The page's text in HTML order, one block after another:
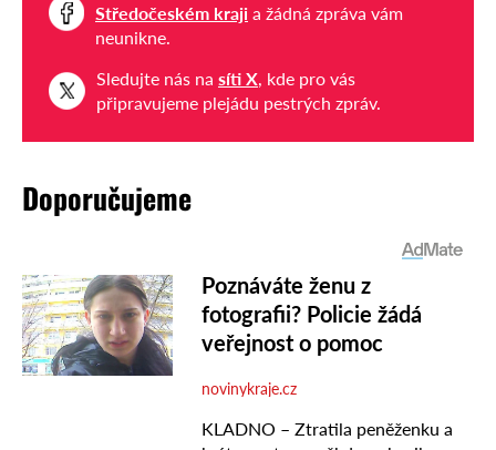
Středočeském kraji a žádná zpráva vám
neunikne.
Sledujte nás na síti X, kde pro vás
připravujeme plejádu pestrých zpráv.
Doporučujeme